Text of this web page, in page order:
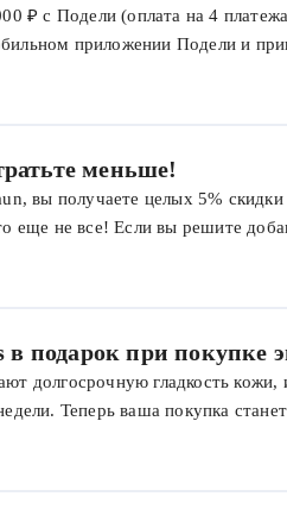
₽ с Подели (оплата на 4
приложении Подели и
а также с возможностью
меньше!
вы получаете целых 5%
еще не все! Если вы решите
подарок при покупке
долгосрочную гладкость кожи,
Теперь ваша покупка